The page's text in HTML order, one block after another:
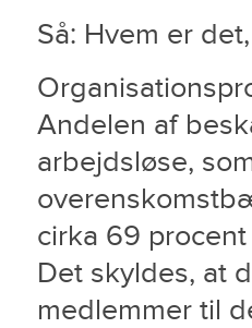
Så: Hvem er
Andelen af
arbejdsløse,
cirka 69
Det skyldes, at
medlemmer til